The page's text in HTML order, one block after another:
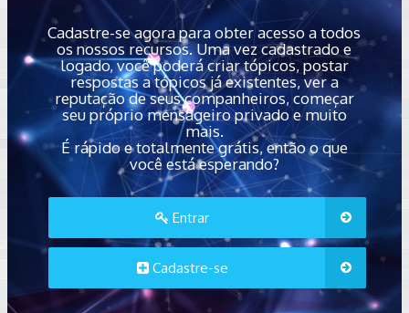
Cadastre-se agora para obter acesso a todos
os nossos recursos. Uma vez cadastrado e
logado, você poderá criar tópicos, postar
respostas a tópicos já existentes, ver a
reputação de seus companheiros, começar
seu próprio mensageiro privado e muito
mais.
É rápido e totalmente grátis, então o que
você está esperando?
Entrar
Cadastre-se